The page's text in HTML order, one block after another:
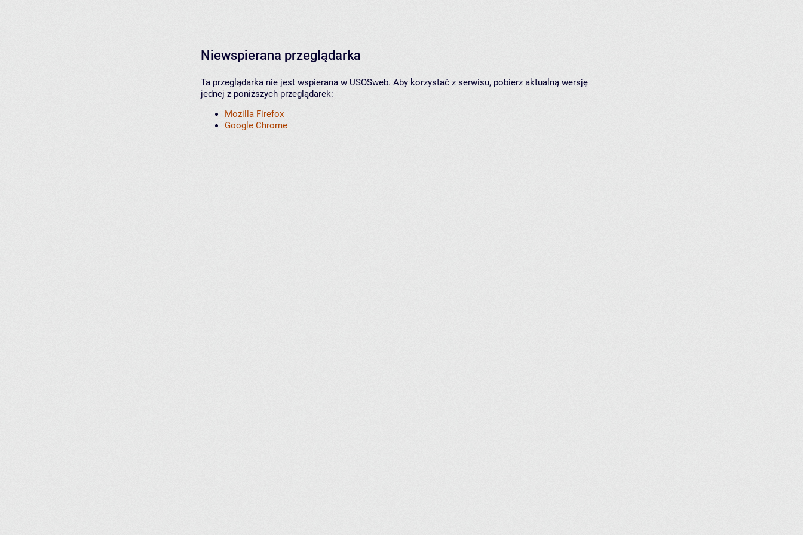
Niewspierana przeglądarka
Ta przeglądarka nie jest wspierana w USOSweb. Aby korzystać z serwisu, pobierz aktualną wersję
jednej z poniższych przeglądarek:
Mozilla Firefox
Google Chrome